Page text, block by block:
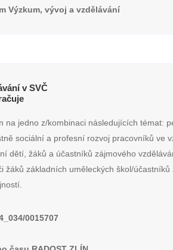
Výzkum, vývoj a vzdělávání
v SVČ
na jedno z/kombinaci následujících témat:
sociální a profesní rozvoj pracovníků ve
dětí, žáků a účastníků zájmového
žáků základních uměleckých škol/účastníků
0015707